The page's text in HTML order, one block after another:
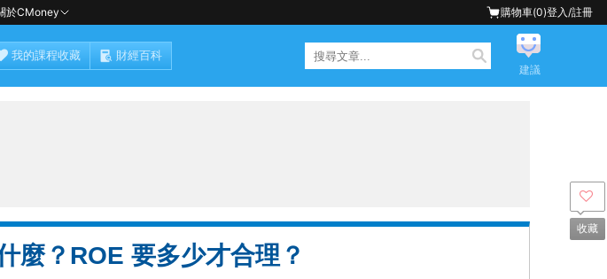
於CMoney 購物車(0)登入/註冊
我的課程收藏 財經百科
建議
麼？ROE 要多少才合理？
收藏